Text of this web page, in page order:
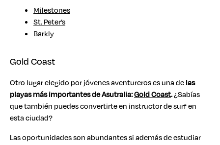
Milestones
St. Peter’s
Barkly
Gold Coast
Otro lugar elegido por jóvenes aventureros es una delas
playas más importantes de Asutralia:Gold Coast.¿Sabías
que también puedes convertirte en instructor de surf en
esta ciudad?
Las oportunidades son abundantes si además de estudiar